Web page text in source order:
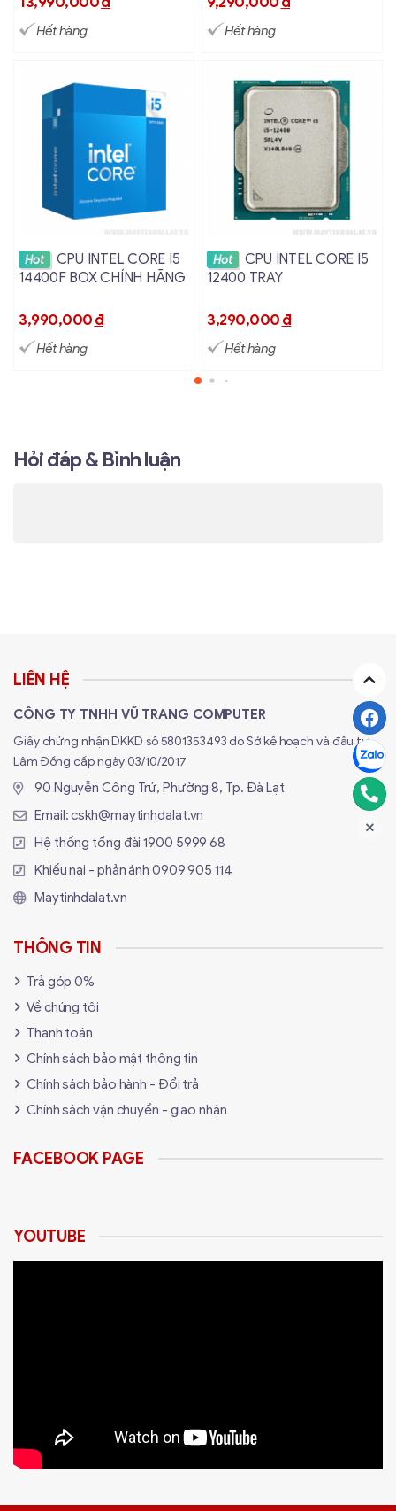
Hết hàng Hết hàng
Xem chi tiết
Hot
CPU INTEL CORE I5
14400F BOX CHÍNH HÃNG
3,990,000đ
Hết hàng
Xem chi tiết
Hot
CPU INTEL CORE I5
12400 TRAY
3,290,000đ
Hết hàng
Hỏi đáp & Bình luận
LIÊN HỆ
CÔNG TY TNHH VŨ TRANG COMPUTER
Giấy chứng nhận DKKD số 5801353493 do Sở kế hoạch và đầu tư
Lâm Đồng cấp ngày 03/10/2017
90 Nguyễn Công Trứ, Phường 8, Tp. Đà Lạt
Email:cskh@maytinhdalat.vn
Hệ thống tổng đài1900 5999 68
Khiếu nại - phản ánh 0909 905 114
Maytinhdalat.vn
THÔNG TIN
Trả góp 0%
Về chúng tôi
Thanh toán
Chính sách bảo mật thông tin
Chính sách bảo hành - Đổi trả
Chính sách vận chuyển - giao nhận
FACEBOOK PAGE
YOUTUBE